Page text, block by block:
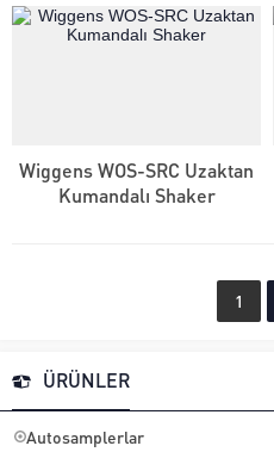
Wiggens WOS-SRC Uzaktan
Kumandalı Shaker
1
ÜRÜNLER
Autosamplerlar